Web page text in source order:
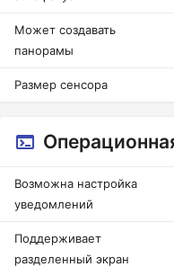
Может создавать
панорамы
Размер сенсора
Возможна настройка
уведомлений
Поддерживает
разделенный экран